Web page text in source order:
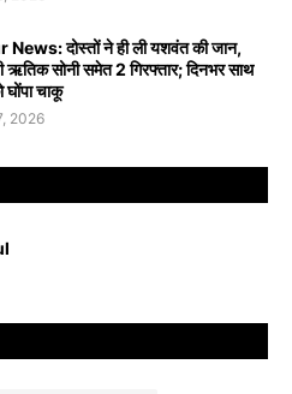
दोस्तों ने ही ली यशवंत की जान,
ऋतिक सोनी समेत 2 गिरफ्तार; दिनभर साथ
घोंपा चाकू
2026